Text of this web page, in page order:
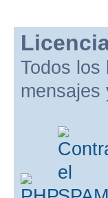
Todos los
mensajes